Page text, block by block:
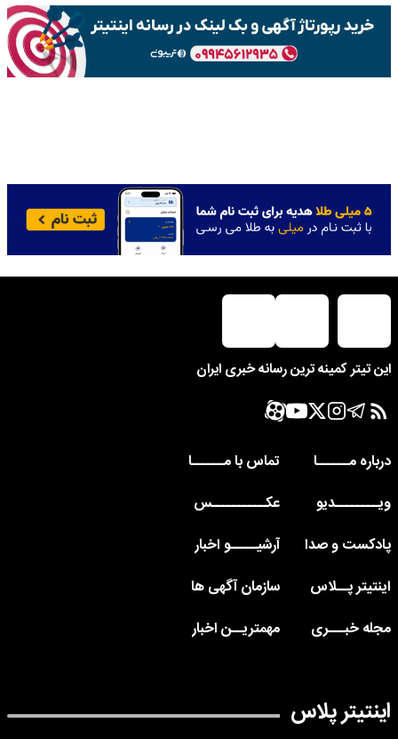
این تیتر کمینه ترین رسانه خبری ایران
درباره مــــــا
تماس با مــــــا
ویــــــــدیو
عکــــــــــس
پادکست و صدا
آرشیـــــو اخبار
اینتیتر پــلاس
سازمان آگهی ها
مجله خبـــری
مهمتریــن اخبار
اینتیتر پلاس